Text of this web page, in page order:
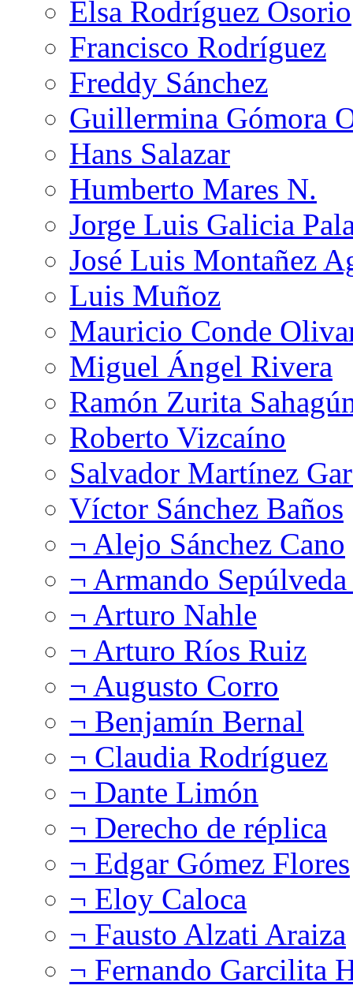
Elsa Rodríguez Osorio
Francisco Rodríguez
Freddy Sánchez
Guillermina Gómora
Hans Salazar
Humberto Mares N.
Jorge Luis Galicia
José Luis Montañez
Luis Muñoz
Mauricio Conde
Miguel Ángel Rivera
Ramón Zurita
Roberto Vizcaíno
Salvador Martínez
Víctor Sánchez Baños
¬ Alejo Sánchez Cano
¬ Armando
¬ Arturo Nahle
¬ Arturo Ríos Ruiz
¬ Augusto Corro
¬ Benjamín Bernal
¬ Claudia Rodríguez
¬ Dante Limón
¬ Derecho de réplica
¬ Edgar Gómez Flores
¬ Eloy Caloca
¬ Fausto Alzati Araiza
¬ Fernando Garcilita